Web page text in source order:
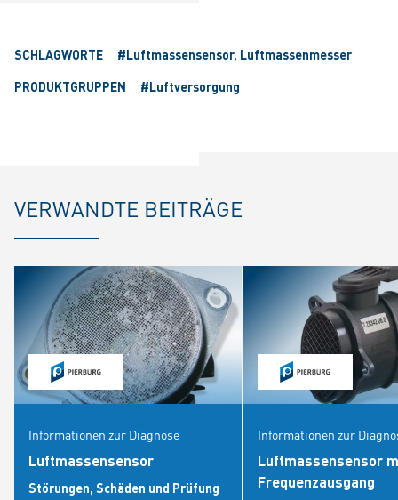
SCHLAGWORTE
#Luftmassensensor, Luftmassenmesser
PRODUKTGRUPPEN
#Luftversorgung
VERWANDTE BEITRÄGE
Informationen zur Diagnose
Luftmassensensor
Störungen, Schäden und Prüfung
Informationen zur
Luftmassensensor
Frequenzausgang